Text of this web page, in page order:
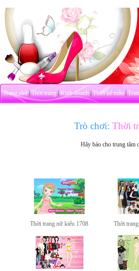
Trang chủ|Thời trang|Kinh doanh|Thiết kế mẫu|
Trò chơi: Thời
Hãy báo cho trung tâm
Thời trang nữ kiểu 1708 Thời